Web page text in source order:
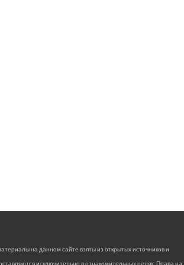
на данном сайте взяты из открытых источников и
исключительно в ознакомительных целях. Права на